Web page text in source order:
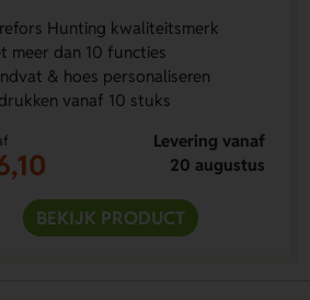
Hunting kwaliteitsmerk
meer dan 10 functies
& hoes personaliseren
vanaf 10 stuks
Levering vanaf
20 augustus
BEKIJK PRODUCT